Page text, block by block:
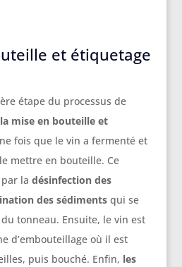
et étiquetage
étape du processus de
la mise en bouteille et
fois que le vin a fermenté et
mettre en bouteille. Ce
la désinfection des
des sédimentsqui se
tonneau. Ensuite, le vin est
d’embouteillage où il est
puis bouché. Enfin, les